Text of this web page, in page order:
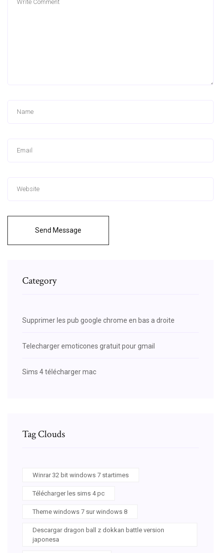
Send Message
Category
Supprimer les pub google chrome en bas a droite
Telecharger emoticones gratuit pour gmail
Sims 4 télécharger mac
Tag Clouds
Winrar 32 bit windows 7 startimes
Télécharger les sims 4 pc
Theme windows 7 sur windows 8
Descargar dragon ball z dokkan battle version
japonesa